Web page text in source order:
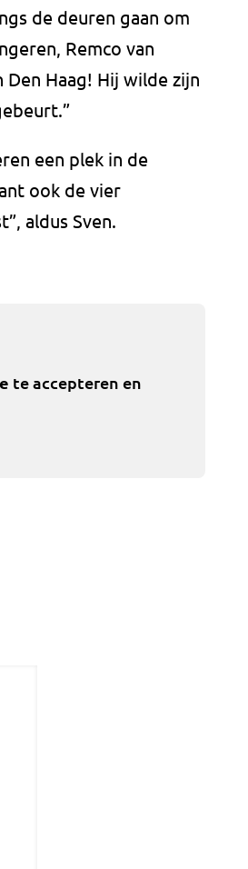
de deuren gaan om
Remco van
Haag! Hij wilde zijn
een plek in de
ook de vier
aldus Sven.
te accepteren en